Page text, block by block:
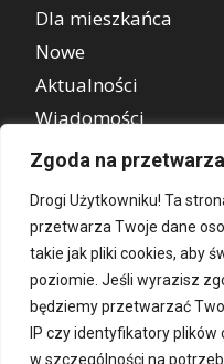
Zgoda na
Drogi Użytkowniku! Ta
przetwarza Twoje dane
takie jak pliki cookies, aby
poziomie. Jeśli wyrazisz
będziemy przetwarzać
IP czy identyfikatory
w szczególności na
Dla mieszkańca
Nowe
Aktualności
Wiadomości
REKLAMA